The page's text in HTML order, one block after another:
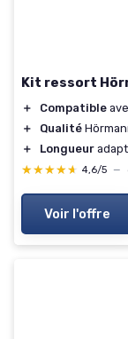
Kit ressort
＋ Compatible
＋
Qualité
＋
Longueur
★★★★★
★★★★★ 4,6/5 —
Voir l'offre